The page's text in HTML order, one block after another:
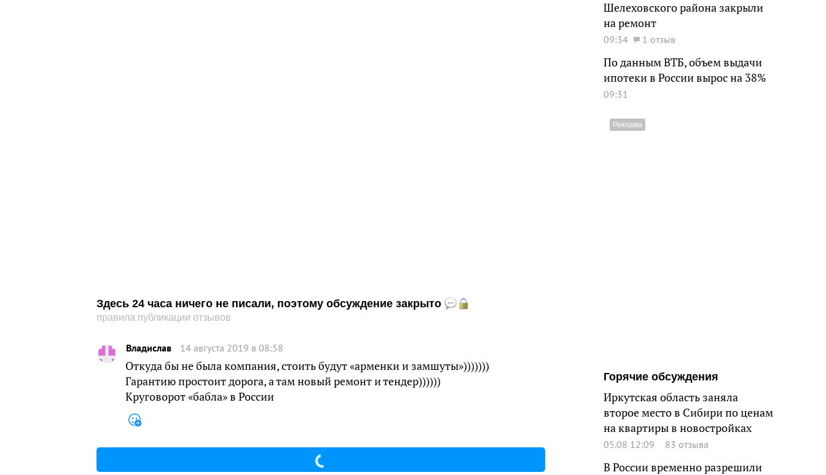
Здесь 24 часа ничего не писали, поэтому обсуждение закрыто
правила публикации отзывов
Владислав 14 августа 2019 в 08:58
Откуда бы не была компания, стоить будут «арменки и замшуты»)))))))
Гарантию простоит дорога, а там новый ремонт и тендер))))))
Круговорот «бабла» в России
Шелеховского района закрыли
на ремонт
09:34 1 отзыв
По данным ВТБ, объем выдачи
ипотеки в России вырос на 38%
09:31
Горячие обсуждения
Иркутская область заняла
второе место в Сибири по ценам
на квартиры в новостройках
05.08 12:09 83 отзыва
В России временно разрешили